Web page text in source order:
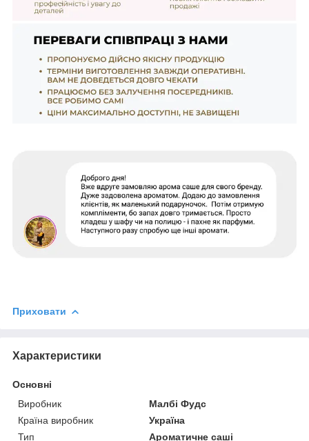
Приховати
Характеристики
Основні
Виробник
Малбі Фудс
Країна виробник
Україна
Тип
Ароматичне саші